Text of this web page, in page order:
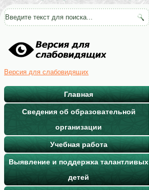
Версия для слабовидящих
Главная
Сведения об образовательной
организации
Учебная работа
Выявление и поддержка талантливых
детей